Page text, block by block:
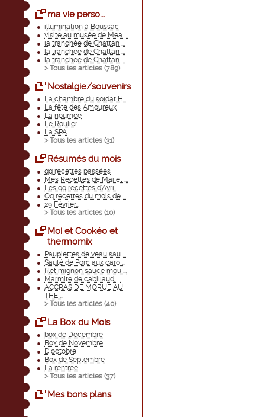
ma vie perso...
illumination à Boussac
visite au musée de Mea ...
la tranchée de Chattan ...
la tranchée de Chattan ...
la tranchée de Chattan ...
> Tous les articles (789)
Nostalgie/souvenirs
La chambre du soldat H ...
La fête des Amoureux
La nourrice
Le Roulier
La SPA
> Tous les articles (31)
Résumés du mois
qq recettes passées
Mes Recettes de Mai et ...
Les qq recettes d'Avri ...
Qq recettes du mois de ...
29 Février...
> Tous les articles (10)
Moi et Cookéo et
thermomix
Paupiettes de veau sau ...
Sauté de Porc aux caro ...
filet mignon sauce mou ...
Marmite de cabillaud, ...
ACCRAS DE MORUE AU
THE ...
> Tous les articles (40)
La Box du Mois
box de Décembre
Box de Novembre
D'octobre
Box de Septembre
La rentrée
> Tous les articles (37)
Mes bons plans